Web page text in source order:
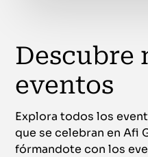
Descubre
eventos
Explora todos los
que se celebran en Afi
fórmandote con los